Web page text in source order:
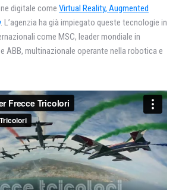
digitale come Virtual Reality, Augmented
. L’agenzia ha già impiegato queste tecnologie in
come MSC, leader mondiale in
ABB, multinazionale operante nella robotica e